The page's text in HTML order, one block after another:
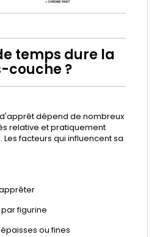
temps dure la
couche ?
dépend de nombreux
relative et pratiquement
facteurs qui influencent sa
figurine
ou fines